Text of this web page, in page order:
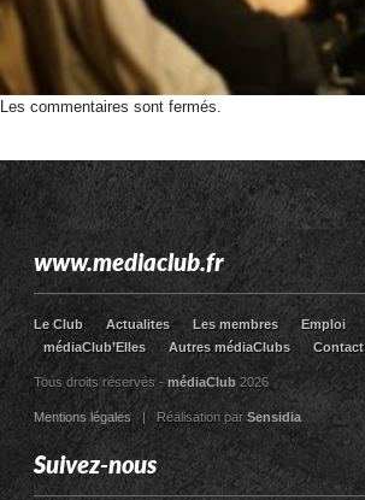
Les commentaires sont fermés.
www.mediaclub.fr
Le Club Actualites Les membres Emploi
médiaClub’Elles
Autres médiaClubs Contact
Tous droits réservés - médiaClub2026
Mentions légales| Réalisation par Sensidia
Suivez-nous